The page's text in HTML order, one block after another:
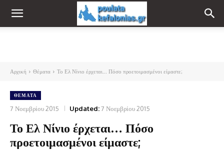
Αρχική Θέματα Το Ελ Νίνιο έρχεται... Πόσο προετοιμασμένοι είμαστε;
ΘΈΜΑΤΑ
7 Νοεμβρίου 2015 Updated:7 Νοεμβρίου 2015
Το Ελ Νίνιο έρχεται… Πόσο
προετοιμασμένοι είμαστε;